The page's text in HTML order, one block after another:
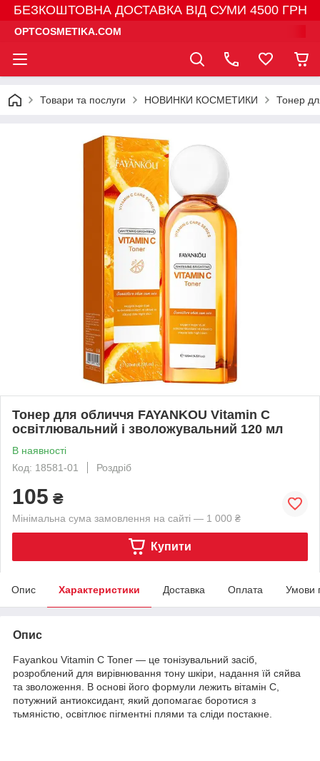
БЕЗКОШТОВНА ДОСТАВКА ВІД СУМИ 4500 ГРН
OPTCOSMETIKA.COM
Товари та послуги НОВИНКИ КОСМЕТИКИ Тонер
Тонер для обличчя FAYANKOU Vitamin C
освітлювальний і зволожувальний 120 мл
В наявності
Код: 18581-01
Роздріб
105 ₴
Мінімальна сума замовлення на сайті — 1 000 ₴
Купити
Опис Характеристики Доставка Оплата Умови
Опис
Fayankou Vitamin C Toner — це тонізувальний засіб,
розроблений для вирівнювання тону шкіри, надання їй сяйва
та зволоження. В основі його формули лежить вітамін C,
потужний антиоксидант, який допомагає боротися з
тьмяністю, освітлює пігментні плями та сліди постакне.